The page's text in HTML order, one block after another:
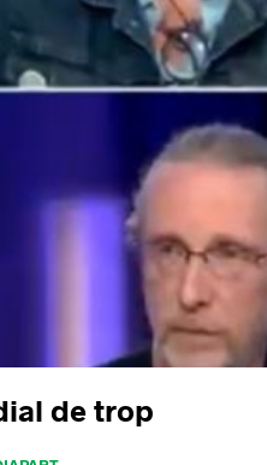
de trop